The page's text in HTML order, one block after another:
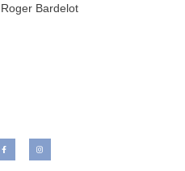
Roger Bardelot